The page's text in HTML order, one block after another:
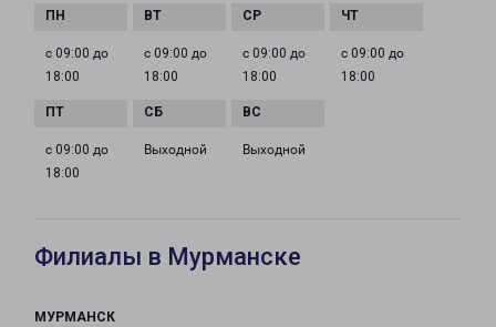
с 09:00 до
18:00
с 09:00 до
18:00
с 09:00 до
18:00
с 09:00 до
18:00
с 09:00 до
18:00
Выходной Выходной
Филиалы в Мурманске
МУРМАНСК